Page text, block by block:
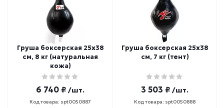
Груша боксерская 25х38
см, 8 кг (натуральная
кожа)
6 740 ₽ /шт.
Код товара: spt0050887
Груша боксерская 25х38
см, 7 кг (тент)
3 503 ₽ /шт.
Код товара: spt0050888